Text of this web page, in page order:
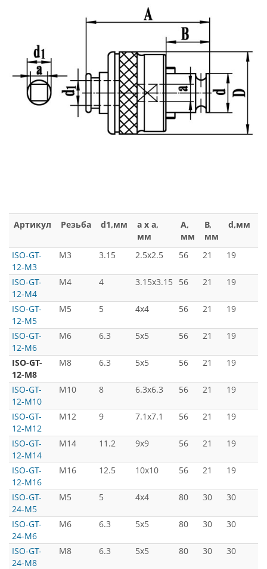
Артикул Резьба d1,мм
a x a,
мм
A,
мм
B,
мм
d,мм
ISO-GT-
12-M3
М3 3.15 2.5x2.5 56 21 19
ISO-GT-
12-M4
M4 4 3.15x3.15 56 21 19
ISO-GT-
12-M5
M5 5 4x4 56 21 19
ISO-GT-
12-M6
M6 6.3 5x5 56 21 19
ISO-GT-
12-M8
M8 6.3 5x5 56 21 19
ISO-GT-
12-M10
M10 8 6.3x6.3 56 21 19
ISO-GT-
12-M12
M12 9 7.1x7.1 56 21 19
ISO-GT-
12-M14
M14 11.2 9x9 56 21 19
ISO-GT-
12-M16
M16 12.5 10x10 56 21 19
ISO-GT-
24-M5
M5 5 4x4 80 30 30
ISO-GT-
24-M6
M6 6.3 5x5 80 30 30
ISO-GT-
24-M8
M8 6.3 5x5 80 30 30